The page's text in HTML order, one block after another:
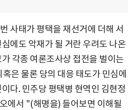
사태가 평택을 재선거에 더해 서
에도 악재가 될 거란 우려도 나온
각종 여론조사상 접전을 벌이는
은 물론 당의 대응 태도가 민심에
다. 민주당 평택병 현역인 김현정
에서 "(해명을) 들어보면 이해될